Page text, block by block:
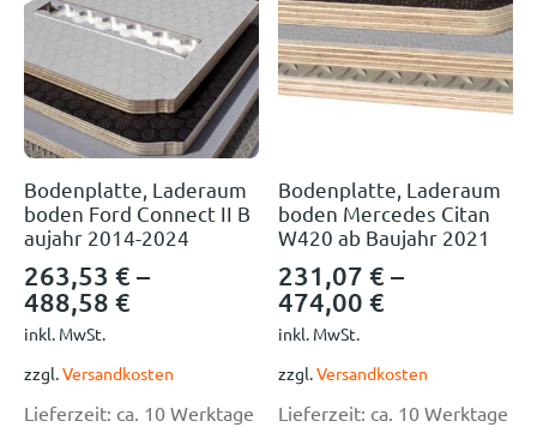
Bodenplatte, Laderaum
boden Ford Connect II B
aujahr 2014-2024
263,53 € –
488,58 €
inkl. MwSt.
zzgl.Versandkosten
Lieferzeit: ca. 10 Werktage
Bodenplatte, Laderaum
boden Mercedes Citan
W420 ab Baujahr 2021
231,07€ –
474,00€
inkl. MwSt.
zzgl.Versandkosten
Lieferzeit: ca. 10 Werktage